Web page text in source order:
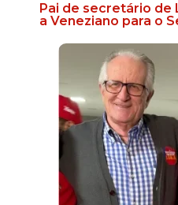
Pai de secretário de
a Veneziano para o